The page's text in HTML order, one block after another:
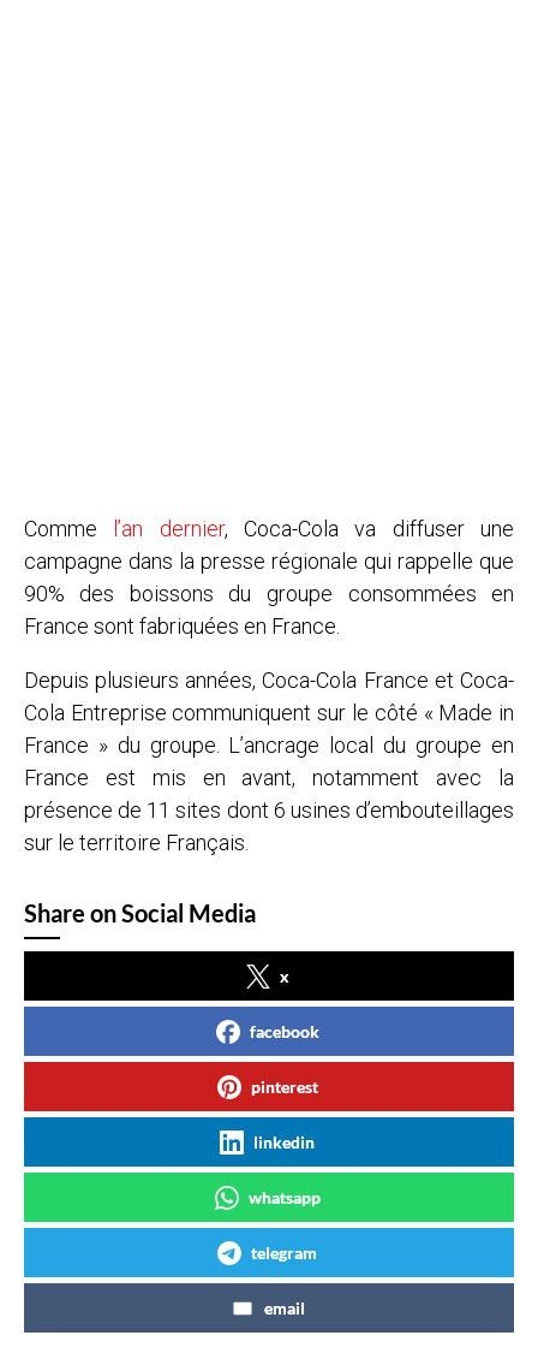
Comme l’an dernier, Coca-Cola va diffuser une
campagne dans la presse régionale qui rappelle que
90% des boissons du groupe consommées en
France sont fabriquées en France.
Depuis plusieurs années, Coca-Cola France et Coca-
Cola Entreprise communiquent sur le côté « Made in
France » du groupe. L’ancrage local du groupe en
France est mis en avant, notamment avec la
présence de 11 sites dont 6 usines d’embouteillages
sur le territoire Français.
Share on Social Media
x
facebook
pinterest
linkedin
whatsapp
telegram
email